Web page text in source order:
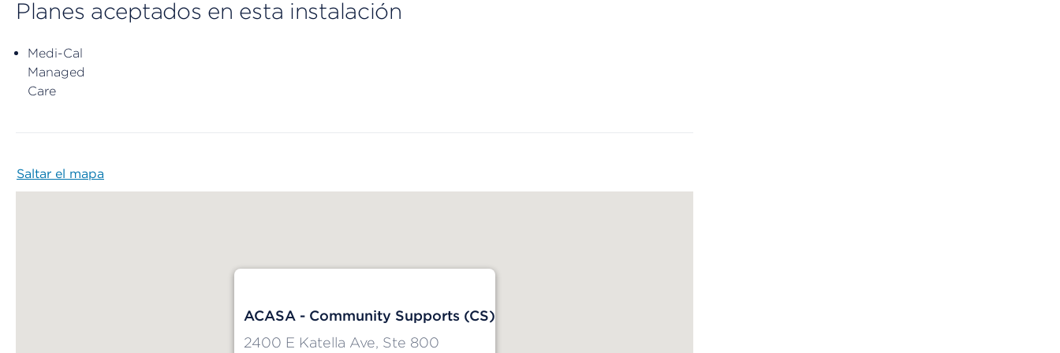
Planes aceptados en esta instalación
Medi-Cal
Managed
Care
Saltar el mapa
ACASA - Community Supports (CS)
2400 E Katella Ave, Ste 800